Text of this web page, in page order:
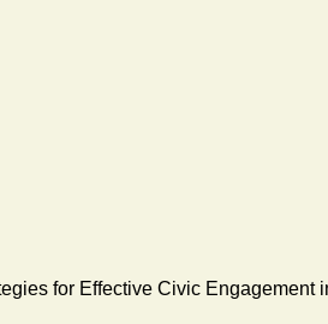
for Effective Civic Engagement